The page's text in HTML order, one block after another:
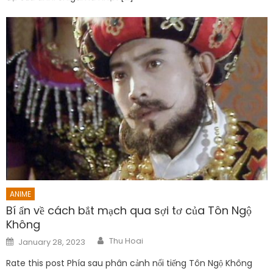
ANIME
Bí ẩn về cách bắt mạch qua sợi tơ của Tôn Ngộ
Không
Posted
on
January 28, 2023 Author
Thu Hoai
Rate this post Phía sau phân cảnh nổi tiếng Tôn Ngộ Không